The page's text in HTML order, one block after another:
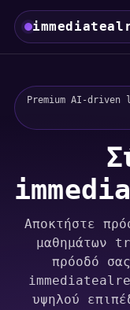
Premium AI-driven
Αποκτήστε
μαθημάτων
πρόοδό
υψηλού